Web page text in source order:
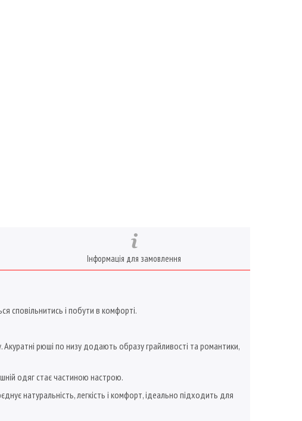
Інформація для замовлення
сповільнитись і побути в комфорті.
Акуратні рюші по низу додають образу грайливості та романтики,
одяг стає частиною настрою.
натуральність, легкість і комфорт, ідеально підходить для